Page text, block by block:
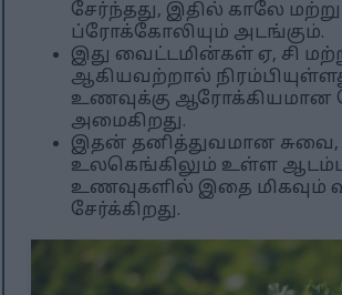
சேர்ந்தது, இதில் காலே
ப்ரோக்கோலியும் அடங்கும்.
இது வைட்டமின்கள் ஏ, சி
ஆகியவற்றால்
உணவுக்கு ஆரோக்கியமான
அமைகிறது.
இதன் தனித்துவமான சுவை,
உலகெங்கிலும் உள்ள
உணவுகளில் இதை மிகவும்
சேர்க்கிறது.